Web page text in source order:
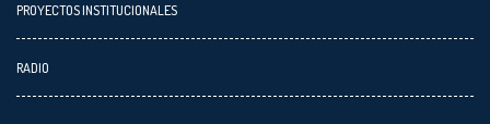
PROYECTOS INSTITUCIONALES
RADIO